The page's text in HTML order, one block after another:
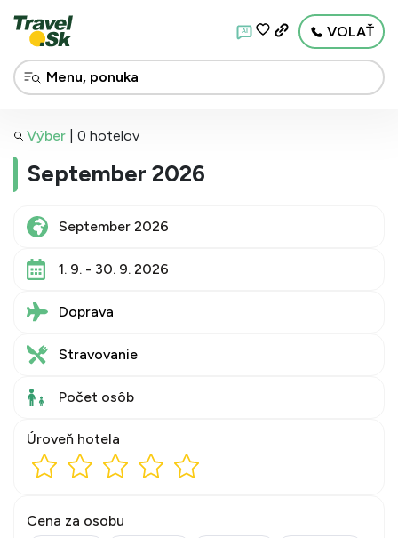
AI VOLAŤ
Výber 0 hotelov
September 2026
1. 9. - 30. 9. 2026
Doprava
Stravovanie
Počet osôb
Úroveň hotela
Cena za osobu